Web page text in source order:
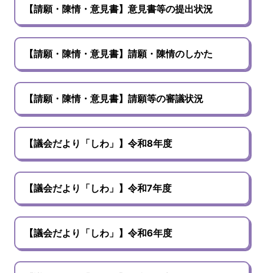
【請願・陳情・意見書】意見書等の提出状況
【請願・陳情・意見書】請願・陳情のしかた
【請願・陳情・意見書】請願等の審議状況
【議会だより「しわ」】令和8年度
【議会だより「しわ」】令和7年度
【議会だより「しわ」】令和6年度